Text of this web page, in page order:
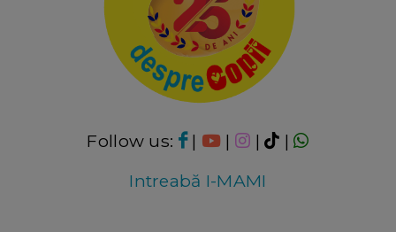
Follow us: | | |
|
Intreabă I-MAMI